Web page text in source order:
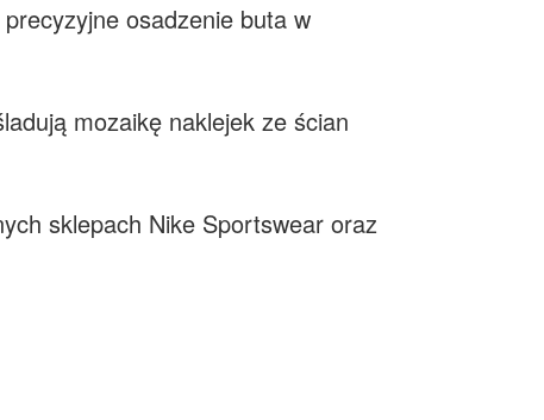
osadzenie buta w
mozaikę naklejek ze ścian
sklepach Nike Sportswear oraz